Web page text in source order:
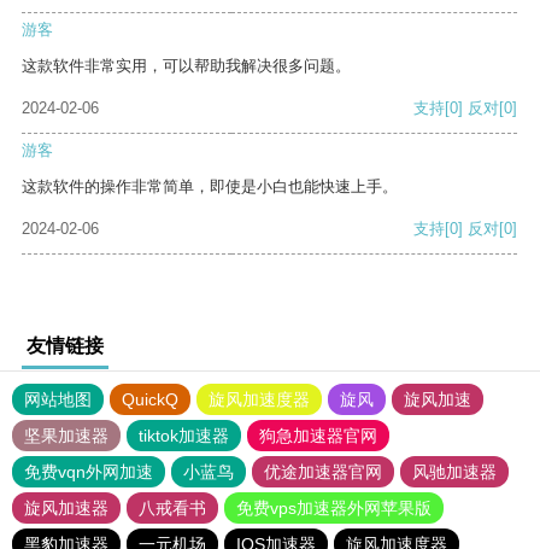
游客
这款软件非常实用，可以帮助我解决很多问题。
2024-02-06 支持[0] 反对[0]
游客
这款软件的操作非常简单，即使是小白也能快速上手。
2024-02-06 支持[0] 反对[0]
友情链接
网站地图 QuickQ 旋风加速度器 旋风
旋风加速
坚果加速器
tiktok加速器
狗急加速器官网
免费vqn外网加速
小蓝鸟 优途加速器官网
风驰加速器
旋风加速器
八戒看书
免费vps加速器外网苹果版
黑豹加速器
一元机场 IOS加速器 旋风加速度器